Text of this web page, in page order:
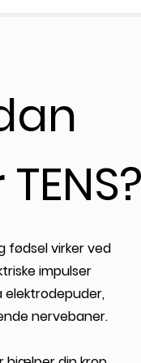
fødsel virker ved
impulser
elektrodepuder,
nervebaner.